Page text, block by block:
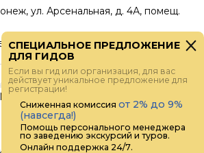
ул. Арсенальная, д. 4А, помещ.
карты
конфиденциальности
СПЕЦИАЛЬНОЕ ПРЕДЛОЖЕНИЕ
ДЛЯ ГИДОВ
Если вы гид или организация, для вас
действует уникальное предложение для
регистрации!
Сниженная комиссия от 2% до 9%
(навсегда!)
Помощь персонального менеджера
по заведению экскурсий и туров.
Онлайн поддержка 24/7.